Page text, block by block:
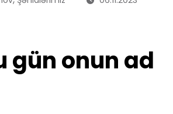
gün onun ad